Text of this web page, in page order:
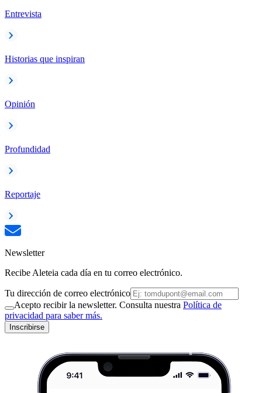
Entrevista
Historias que inspiran
Opinión
Profundidad
Reportaje
Newsletter
Recibe Aleteia cada día en tu correo electrónico.
Tu dirección de correo electrónico
Acepto recibir la newsletter. Consulta nuestra Política de
privacidad para saber más.
Inscribirse